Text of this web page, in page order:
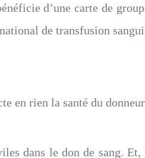
d’une carte de
de transfusion
en rien la santé du
dans le don de sang.